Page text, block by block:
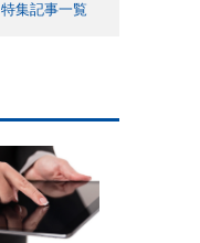
特集記事一覧